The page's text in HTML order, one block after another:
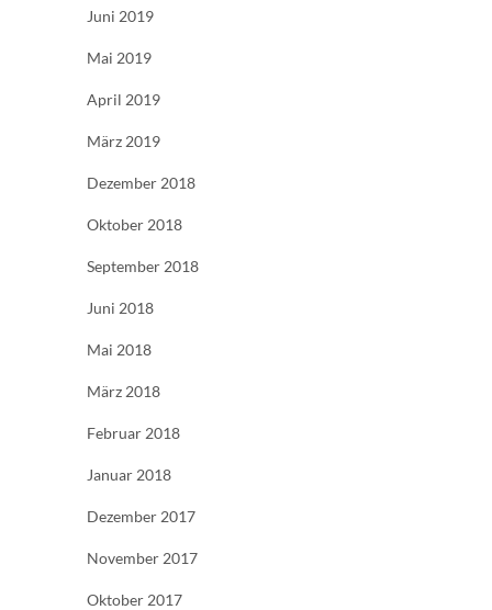
Juni 2019
Mai 2019
April 2019
März 2019
Dezember 2018
Oktober 2018
September 2018
Juni 2018
Mai 2018
März 2018
Februar 2018
Januar 2018
Dezember 2017
November 2017
Oktober 2017